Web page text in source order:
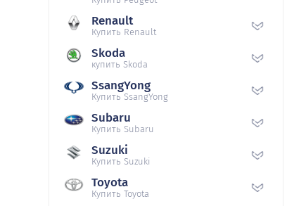
Renault
Купить Renault
Skoda
купить Skoda
SsangYong
Купить SsangYong
Subaru
Купить Subaru
Suzuki
Купить Suzuki
Toyota
Купить Toyota